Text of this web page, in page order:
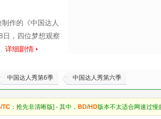
作的《中国达人
，四位梦想观察
详细剧情
中国达人秀第6季 中国达人秀第六季
TC ：抢先非清晰版] - 其中， BD/HD版本不太适合网速过慢